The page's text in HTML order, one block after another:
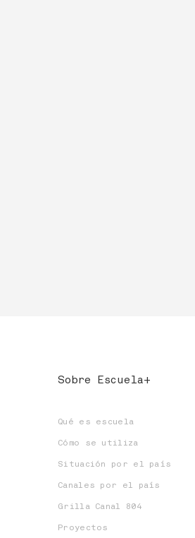
Sobre Escuela+
Qué es escuela
Cómo se utiliza
Situación por el país
Canales por el país
Grilla Canal 804
Proyectos